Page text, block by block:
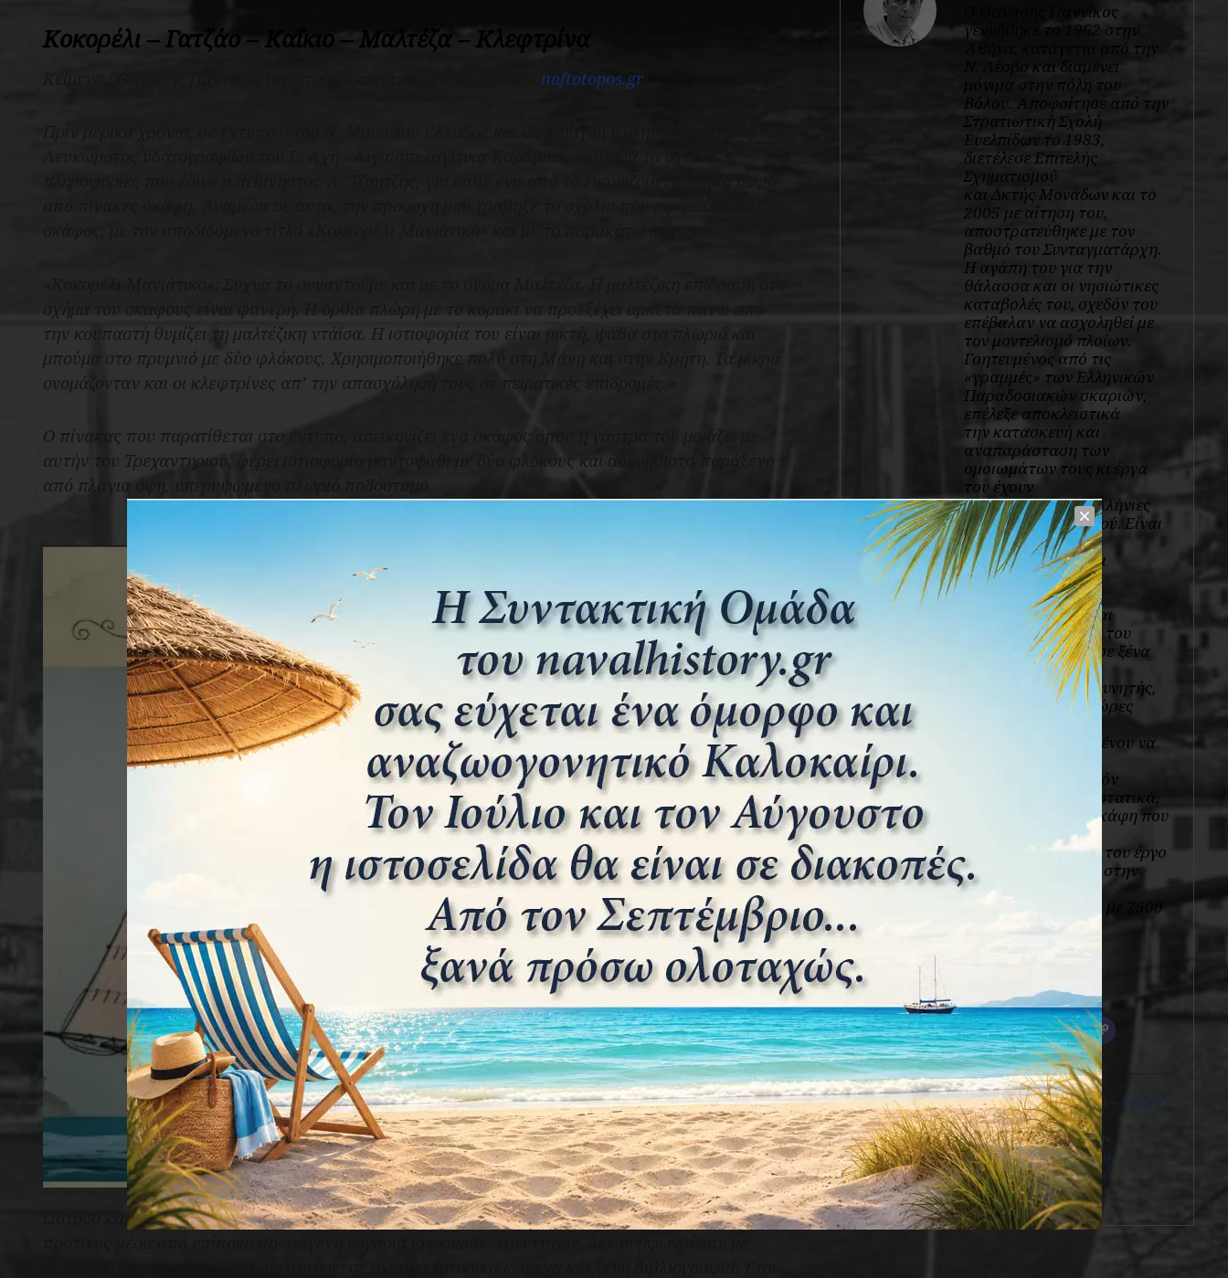
Κοκορέλι – Γατζάο – Καΐκιο – Μαλτέζα – Κλεφτρίνα
naftotopos.gr)
την κουπαστή θυμίζει τη μαλτέζικη ντάϊσα. Η ιστιοφορία του είναι μικτή, ψάθα στο πλωριό και
μπούμα στο πρυμνιό με δύο φλόκους. Χρησιμοποιήθηκε πολύ στη Μάνη και στην Κρήτη. Τα μικρά
ονομάζονταν και οι κλεφτρίνες απ’ την απασχόλησή τους σε πειρατικές επιδρομές.»
Ο πίνακας που παρατίθεται στο έντυπο, απεικονίζει ένα σκάφος όπου η γάστρα του μοιάζει με
αυτήν του Τρεχαντηριού, φέρει ιστιοφορία ραντοψάθι με δύο φλόκους και ασυνήθιστο-παράξενο
από πλάγια όψη, υπερυψωμένο πλωριό ποδόσταμο.
Ωστόσο κάποια από τα στοιχεία του κειμένου, αν και οφείλω να σεβαστώ ό,τι έχει γραφεί μέχρι
Ο Θανάσης Γιαννίκος
γεννήθηκε το 1962 στην
Αθήνα, κατάγεται από την
Ν. Λέσβο και διαμένει
μόνιμα στην πόλη του
Βόλου. Αποφοίτησε από την
Στρατιωτική Σχολή
Ευελπίδων το 1983,
διετέλεσε Επιτελής
Σχηματισμού
και Δκτής Μονάδων και το
2005 με αίτηση του,
αποστρατεύθηκε με τον
βαθμό του Συνταγματάρχη.
Η αγάπη του για την
θάλασσα και οι νησιώτικες
καταβολές του, σχεδόν του
επέβαλαν να ασχοληθεί με
τον μοντελισμό πλοίων.
Γοητευμένος από τις
«γραμμές» των Ελληνικών
Παραδοσιακών σκαριών,
επέλεξε αποκλειστικά
την κατασκευή και
αναπαράσταση των
ομοιωμάτων τους κι έργα
του έχουν
βραβευθεί σε πανελλήνιες
εκθέσεις μοντελισμού. Είναι
μέλος του Ν.Μ.Ε.,
συνδιαχειριστής και
αρθρογράφος της
ιστοσελίδας
3w.naftotopos.gr και
άρθρα και μοντέλα του
έχουν δημοσιευθεί σε ξένα
περιοδικά.
Ως ερασιτέχνης ερευνητής,
αφιερώνει πολλές ώρες
στοιχείων, προκειμένου να
αποδώσει το δυνατόν
περισσότερο παραστατικά,
τα παραδοσιακά σκάφη που
χρόνο. Προσωπικό του έργο
αποτελεί το αρχείο στην
ιστοσελίδα
www.naftotopos.gr, με 2500
View all posts
Πρόσφατα άρθρα
Πλοιάρια: Κοκορέλι – Γατζάο
– Καΐκιο
Γολέτα «Τερψιχόρη».
Προσέγγιση σ΄ένα θρύλο.
«Μπελούδες», όπως
μπελάδες.